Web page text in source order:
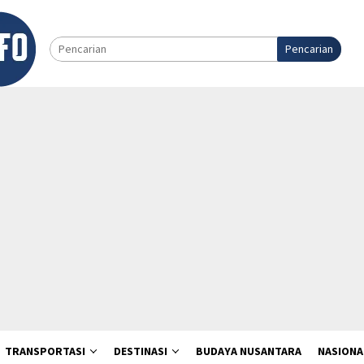
Pencarian
TRANSPORTASI DESTINASI BUDAYA NUSANTARA